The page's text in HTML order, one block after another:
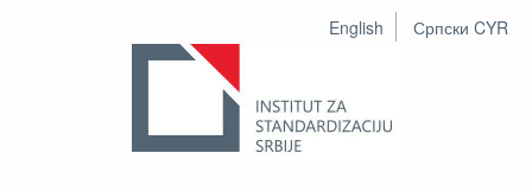
English Српски CYR